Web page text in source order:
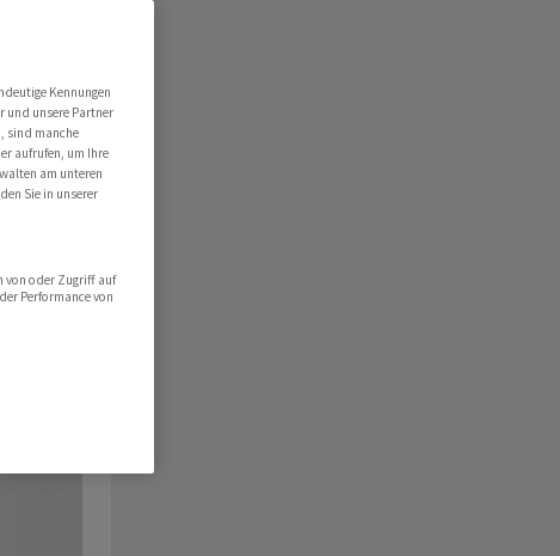
Kennungen
und unsere Partner
sind manche
aufrufen, um Ihre
am unteren
Sie in unserer
von oder Zugriff auf
Performance von